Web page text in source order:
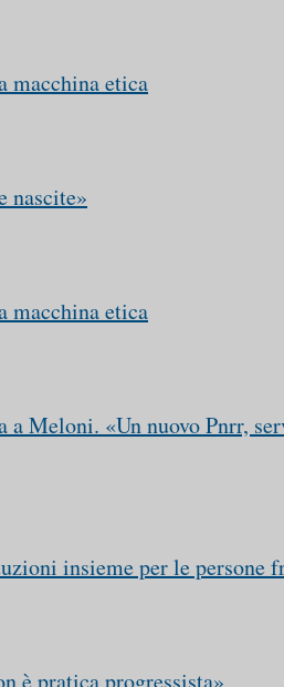
macchina etica
nascite»
macchina etica
a Meloni. «Un nuovo Pnrr,
insieme per le persone
è pratica progressista»